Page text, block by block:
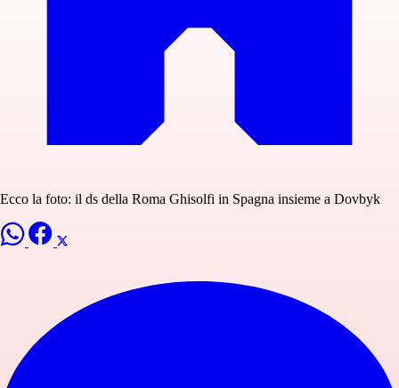
Ecco la foto: il ds della Roma Ghisolfi in Spagna insieme a Dovbyk